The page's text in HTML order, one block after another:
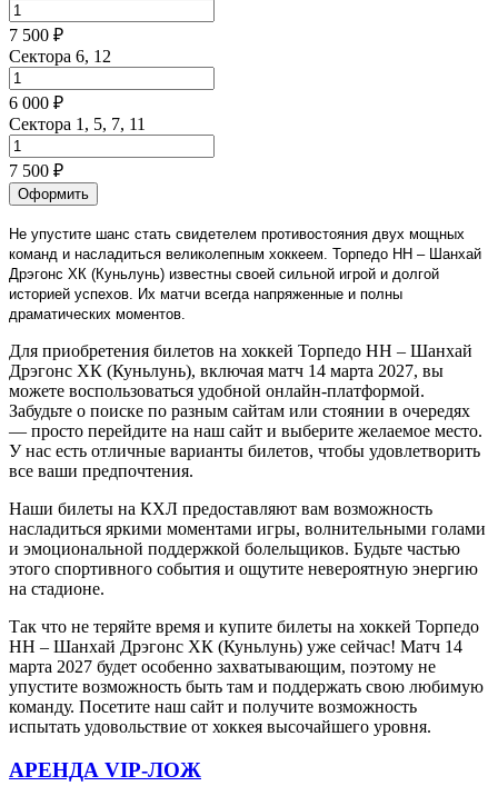
7 500 ₽
Сектора 6, 12
6 000 ₽
Сектора 1, 5, 7, 11
7 500 ₽
Оформить
Не упустите шанс стать свидетелем противостояния двух мощных
команд и насладиться великолепным хоккеем. Торпедо НН – Шанхай
Дрэгонс ХК (Куньлунь) известны своей сильной игрой и долгой
историей успехов. Их матчи всегда напряженные и полны
драматических моментов.
Для приобретения билетов на хоккей Торпедо НН – Шанхай
Дрэгонс ХК (Куньлунь), включая матч 14 марта 2027, вы
можете воспользоваться удобной онлайн-платформой.
Забудьте о поиске по разным сайтам или стоянии в очередях
— просто перейдите на наш сайт и выберите желаемое место.
У нас есть отличные варианты билетов, чтобы удовлетворить
все ваши предпочтения.
Наши билеты на КХЛ предоставляют вам возможность
насладиться яркими моментами игры, волнительными голами
и эмоциональной поддержкой болельщиков. Будьте частью
этого спортивного события и ощутите невероятную энергию
на стадионе.
Так что не теряйте время и купите билеты на хоккей Торпедо
НН – Шанхай Дрэгонс ХК (Куньлунь) уже сейчас! Матч 14
марта 2027 будет особенно захватывающим, поэтому не
упустите возможность быть там и поддержать свою любимую
команду. Посетите наш сайт и получите возможность
испытать удовольствие от хоккея высочайшего уровня.
АРЕНДА VIP-ЛОЖ